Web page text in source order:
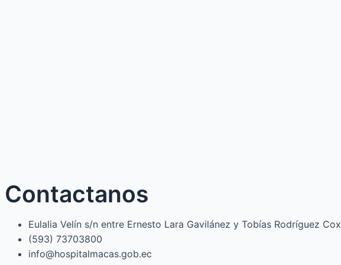
Contactanos
Eulalia Velín s/n entre Ernesto Lara Gavilánez y Tobías Rodríguez Cox
(593) 73703800​
info@hospitalmacas.gob.ec